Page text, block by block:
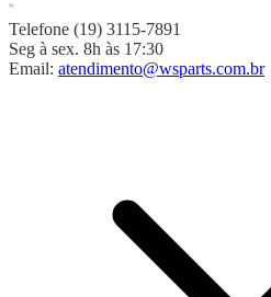
Telefone (19) 3115-7891
Seg à sex. 8h às 17:30
Email: atendimento@wsparts.com.br